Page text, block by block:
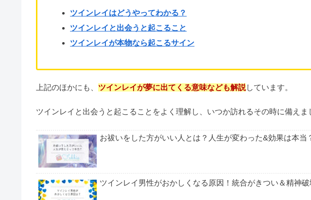
魂の片割れでもあるツインレイ。
「いつかそんな運命の人に、私も出会いたい」と考える人は多いですよね。
ツインレイはどうやってわかる？
ツインレイが本物なら起こるサイン